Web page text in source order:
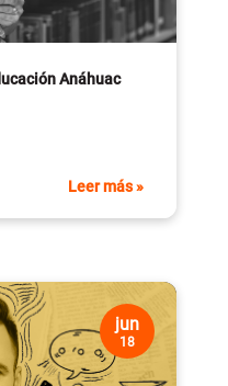
Anáhuac
Leer más »
jun
18